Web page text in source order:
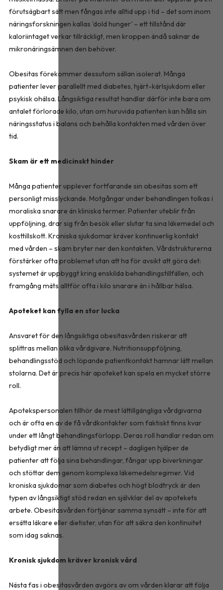
förutsägbart sätt men fångas inte alltid upp i tid – det som inom
näringsforskningen kallas 'dold hunger' – ett tillstånd där
kaloriintaget verkar tillräckligt, men kroppen ändå saknar de
mikronäringsämnen den behöver.
Obesitas förekommer dessutom sällan isolerat. Många
patienter lever parallellt med diabetes, hjärt-kärlsjukdom eller
psykisk ohälsa. Långsiktiga resultat handlar därför inte bara om
antalet förlorade kilo, utan om huruvida patienten kan hålla sin
näringsstatus i balans och behålla kontakten med vården över
tid.
Skam är ett medicinskt hinder
Många patienter upplever fortfarande sin obesitas som ett
personligt misslyckande. Motgångar under behandlingen tolkas i
moraliska snarare än kliniska termer. Patienter uteblir från
uppföljning, drar sig från besök eller slutar ta sina läkemedel och
kosttillskott. Kroniska sjukdomar kräver kontinuerlig kontakt
med vården – skam bryter ner den kontakten. Vårdstrukturerna
förstärker ofta problemet utan att ha för avsikt att göra det:
systemet är uppbyggt kring enskilda behandlingstillfällen, och
framgång mäts alltför ofta i kilo snarare än i hållbar hälsa.
Apoteket kan fylla en stor lucka
Ansvaret för den långsiktiga obesitasvården riskerar att
splittras mellan olika vårdgivare. Nutritionsuppföljning,
behandlingsstöd och löpande patientkontakt hamnar lätt mellan
stolarna. Det är precis här apoteket kan spela en mycket större
roll.
Apotekspersonalen tillhör de mest lättillgängliga vårdgivarna
och är ofta en av de få vårdkontakter som faktiskt finns kvar
under ett långt behandlingsförlopp. Deras roll handlar redan om
betydligt mer än att lämna ut recept – dagligen hjälper de
patienter att följa sina behandlingar, fångar upp biverkningar
och stöttar dem genom komplexa läkemedelsregimer. Vid
kroniska sjukdomar som diabetes och högt blodtryck är den
typen av långsiktigt stöd redan en självklar del av apotekets
arbete. Obesitasvården förtjänar samma synsätt – inte för att
ersätta läkare eller dietister, utan för att säkra den kontinuitet
som idag saknas.
Kronisk sjukdom kräver kronisk vård
Nästa fas i obesitasvården avgörs av om vården klarar att följa